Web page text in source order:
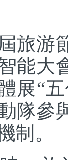
游節
能大
展“
隊參
制。